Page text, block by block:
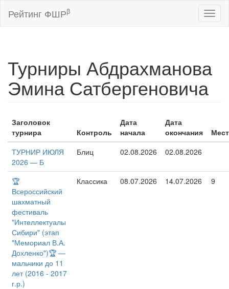
Рейтинг ФШРβ
Турниры Абдрахманова
Эмина Сатбергеновича
Заголовок
турнира
Контроль
Дата
начала
Дата
окончания
ТУРНИР ИЮЛЯ
2026 — Б
Блиц 02.08.2026 02.08.2026
🏆
Всероссийский
шахматный
фестиваль
"Интеллектуалы
Сибири" (этап
"Мемориал В.А.
Дохленко")🏆 —
мальчики до 11
лет (2016 - 2017
г.р.)
Классика 08.07.2026 14.07.2026 9